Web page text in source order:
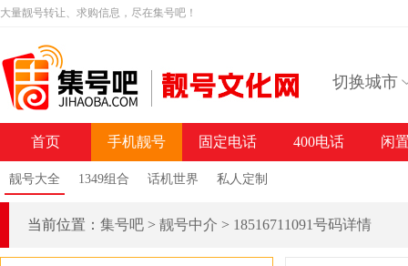
大量靓号转让、求购信息，尽在集号吧！
切换城市
首页 手机靓号
靓号大全 1349组合 话机世界 私人定制
固定电话 400电话 闲
当前位置： 集号吧 > 靓号中介 > 18516711091号码详情